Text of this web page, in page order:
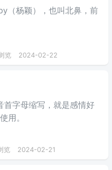
（杨颖），也叫北鼻，前
览 2024-02-22
首字母缩写，就是感情好
用。
览 2024-02-21